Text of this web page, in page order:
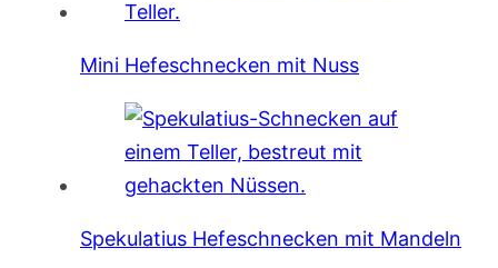
Mini Hefeschnecken mit Nuss
Spekulatius Hefeschnecken mit Mandeln